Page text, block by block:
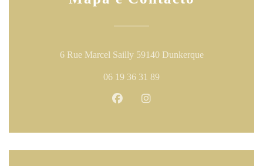
6 Rue Marcel Sailly 59140 Dunkerque((abre numa
06 19 36 31 89
Facebook ((abre numa nova